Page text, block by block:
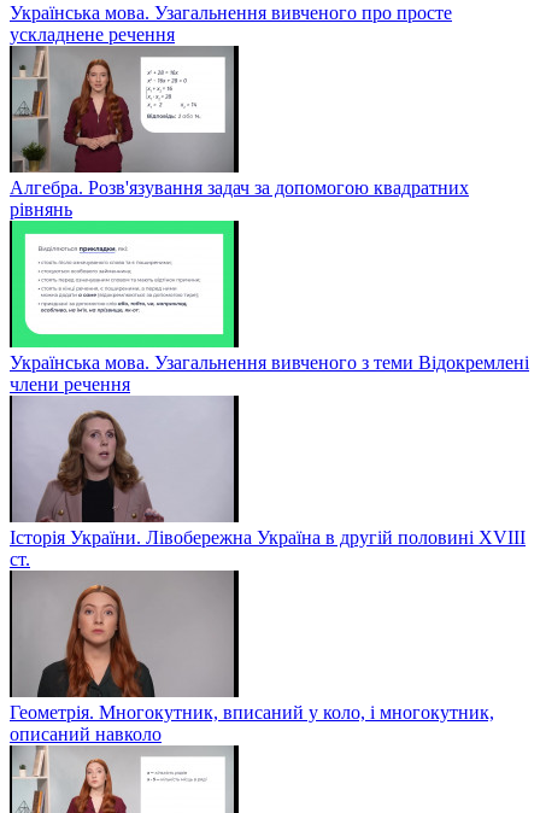
Українська мова. Узагальнення вивченого про просте
ускладнене речення
Алгебра. Розв'язування задач за допомогою квадратних
рівнянь
Українська мова. Узагальнення вивченого з теми Відокремлені
члени речення
Історія України. Лівобережна Україна в другій половині ХVIIІ
ст.
Геометрія. Многокутник, вписаний у коло, і многокутник,
описаний навколо